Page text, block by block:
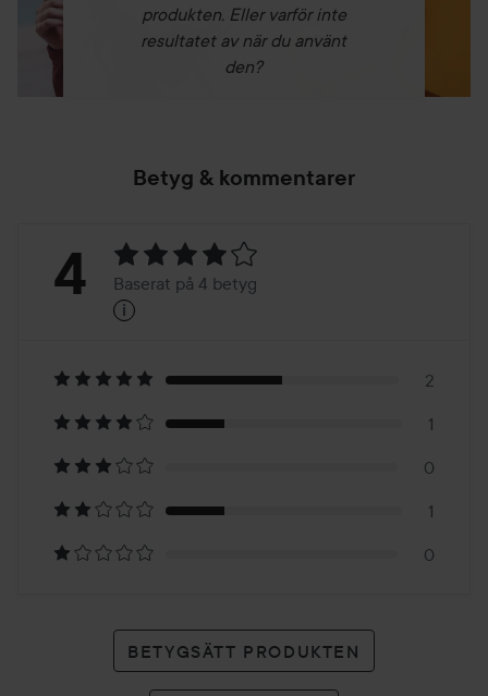
produkten. Eller varför inte
resultatet av när du använt
den?
Betyg & kommentarer
Betyg:
Baserat
på
4
betyg
4 Baserat på 4 betyg
i
2
1
0
1
0
BETYGSÄTT PRODUKTEN